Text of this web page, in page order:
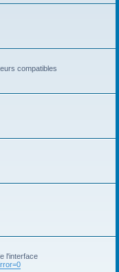
compatibles
l'interface